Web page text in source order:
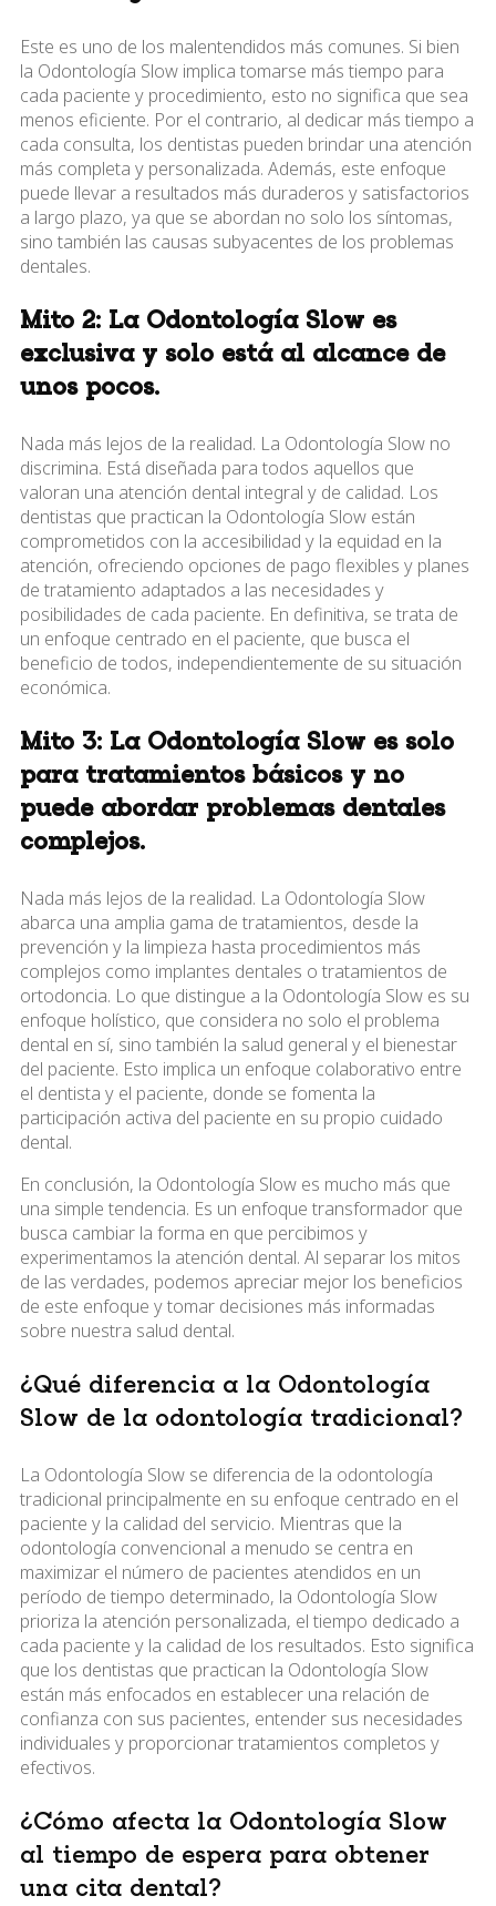
Este es uno de los malentendidos más comunes. Si bien
la Odontología Slow implica tomarse más tiempo para
cada paciente y procedimiento, esto no significa que sea
menos eficiente. Por el contrario, al dedicar más tiempo a
cada consulta, los dentistas pueden brindar una atención
más completa y personalizada. Además, este enfoque
puede llevar a resultados más duraderos y satisfactorios
a largo plazo, ya que se abordan no solo los síntomas,
sino también las causas subyacentes de los problemas
dentales.
Mito 2: La Odontología Slow es
exclusiva y solo está al alcance de
unos pocos.
Nada más lejos de la realidad. La Odontología Slow no
discrimina. Está diseñada para todos aquellos que
valoran una atención dental integral y de calidad. Los
dentistas que practican la Odontología Slow están
comprometidos con la accesibilidad y la equidad en la
atención, ofreciendo opciones de pago flexibles y planes
de tratamiento adaptados a las necesidades y
posibilidades de cada paciente. En definitiva, se trata de
un enfoque centrado en el paciente, que busca el
beneficio de todos, independientemente de su situación
económica.
Mito 3: La Odontología Slow es solo
para tratamientos básicos y no
puede abordar problemas dentales
complejos.
Nada más lejos de la realidad. La Odontología Slow
abarca una amplia gama de tratamientos, desde la
prevención y la limpieza hasta procedimientos más
complejos como implantes dentales o tratamientos de
ortodoncia. Lo que distingue a la Odontología Slow es su
enfoque holístico, que considera no solo el problema
dental en sí, sino también la salud general y el bienestar
del paciente. Esto implica un enfoque colaborativo entre
el dentista y el paciente, donde se fomenta la
participación activa del paciente en su propio cuidado
dental.
En conclusión, la Odontología Slow es mucho más que
una simple tendencia. Es un enfoque transformador que
busca cambiar la forma en que percibimos y
experimentamos la atención dental. Al separar los mitos
de las verdades, podemos apreciar mejor los beneficios
de este enfoque y tomar decisiones más informadas
sobre nuestra salud dental.
¿Qué diferencia a la Odontología
Slow de la odontología tradicional?
La Odontología Slow se diferencia de la odontología
tradicional principalmente en su enfoque centrado en el
paciente y la calidad del servicio. Mientras que la
odontología convencional a menudo se centra en
maximizar el número de pacientes atendidos en un
período de tiempo determinado, la Odontología Slow
prioriza la atención personalizada, el tiempo dedicado a
cada paciente y la calidad de los resultados. Esto significa
que los dentistas que practican la Odontología Slow
están más enfocados en establecer una relación de
confianza con sus pacientes, entender sus necesidades
individuales y proporcionar tratamientos completos y
efectivos.
¿Cómo afecta la Odontología Slow
al tiempo de espera para obtener
una cita dental?